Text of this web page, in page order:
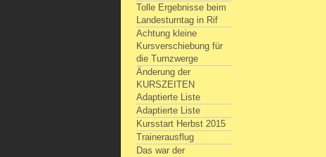
Tolle Ergebnisse beim
Landesturntag in Rif
Achtung kleine
Kursverschiebung für
die Turnzwerge
Änderung der
KURSZEITEN
Adaptierte Liste
Adaptierte Liste
Kursstart Herbst 2015
Trainerausflug
Das war der